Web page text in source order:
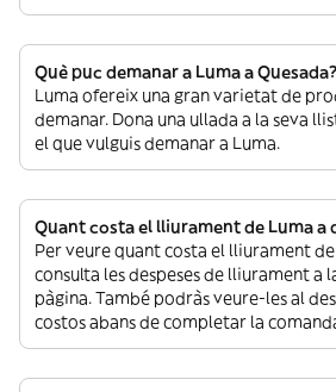
Què puc demanar a Luma a Quesada?
Luma ofereix una gran varietat de
demanar. Dona una ullada a la seva
el que vulguis demanar a Luma.
Quant costa el lliurament de Luma a
Per veure quant costa el lliurament de
consulta les despeses de lliurament a
pàgina. També podràs veure-les al
costos abans de completar la